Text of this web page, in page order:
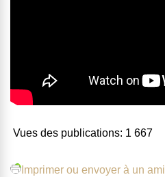
Vues des publications: 1 667
Imprimer ou envoyer à un ami